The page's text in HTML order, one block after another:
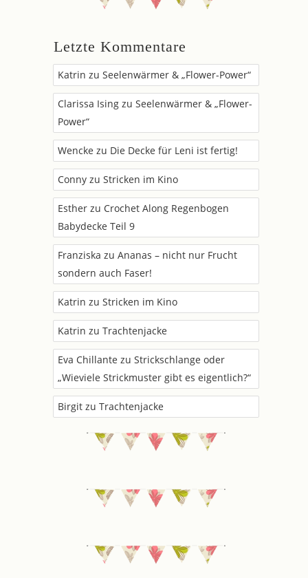
Letzte Kommentare
Katrin zu Seelenwärmer & „Flower-Power“
Clarissa Ising zu Seelenwärmer & „Flower-
Power“
Wencke zu Die Decke für Leni ist fertig!
Conny zu Stricken im Kino
Esther zu Crochet Along Regenbogen
Babydecke Teil 9
Franziska zu Ananas – nicht nur Frucht
sondern auch Faser!
Katrin zu Stricken im Kino
Katrin zu Trachtenjacke
Eva Chillante zu Strickschlange oder
„Wieviele Strickmuster gibt es eigentlich?“
Birgit zu Trachtenjacke